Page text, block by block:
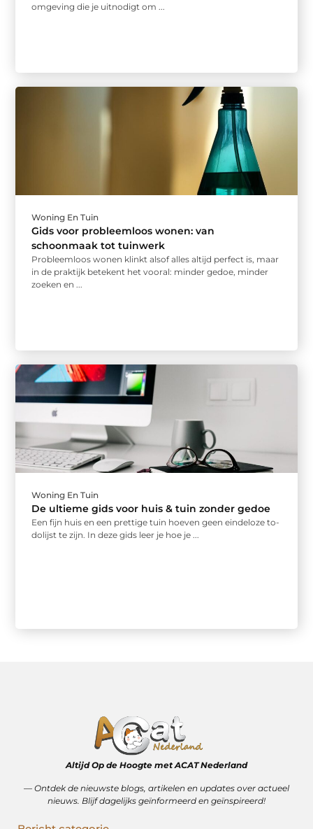
omgeving die je uitnodigt om ...
Woning En Tuin
Gids voor probleemloos wonen: van
schoonmaak tot tuinwerk
Probleemloos wonen klinkt alsof alles altijd perfect is, maar
in de praktijk betekent het vooral: minder gedoe, minder
zoeken en ...
Woning En Tuin
De ultieme gids voor huis & tuin zonder gedoe
Een fijn huis en een prettige tuin hoeven geen eindeloze to-
dolijst te zijn. In deze gids leer je hoe je ...
Altijd Op de Hoogte met ACAT Nederland
–– Ontdek de nieuwste blogs, artikelen en updates over actueel
nieuws. Blijf dagelijks geïnformeerd en geïnspireerd!